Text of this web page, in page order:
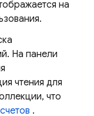
на
На панели
чтения для
что
.